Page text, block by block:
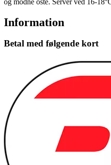
Information
Betal med følgende kort